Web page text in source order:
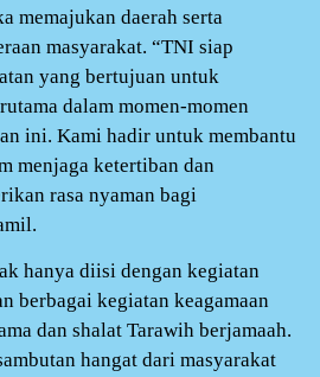
memajukan daerah serta
masyarakat. “TNI siap
yang bertujuan untuk
dalam momen-momen
ini. Kami hadir untuk membantu
menjaga ketertiban dan
rasa nyaman bagi
hanya diisi dengan kegiatan
berbagai kegiatan keagamaan
dan shalat Tarawih berjamaah.
hangat dari masyarakat